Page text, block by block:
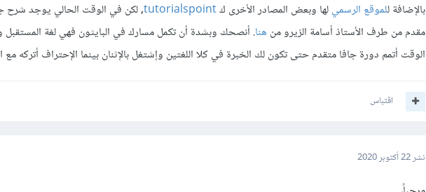
بالإضافة للموقع الرسميلها وبعض المصادر الأخرى كtutorialspoint, لكن في الوقت الحالي يوجد شرح
مقدم من طرف الأستاذ أسامة الزيرو منهنا. أنصحك وبشدة أن تكمل مسارك في البايثون فهي لغة
الوقت أتمم دورة جافا متقدم حتى تكون لك الخبرة في كلا اللغتين وإشتغل بالإثنان بينما الإحتراف أتركه مع
اقتباس
نشر22 أكتوبر 2020